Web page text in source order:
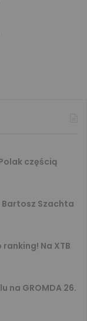
częścią
Bartosz Szachta
Na XTB
na GROMDA 26.